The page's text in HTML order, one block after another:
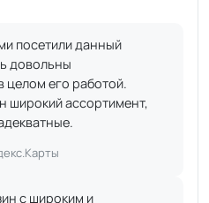
посетили данный
довольны
целом его работой.
широкий ассортимент,
с широким и